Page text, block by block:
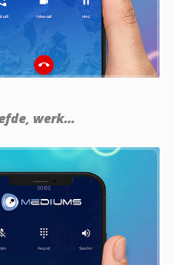
werk...